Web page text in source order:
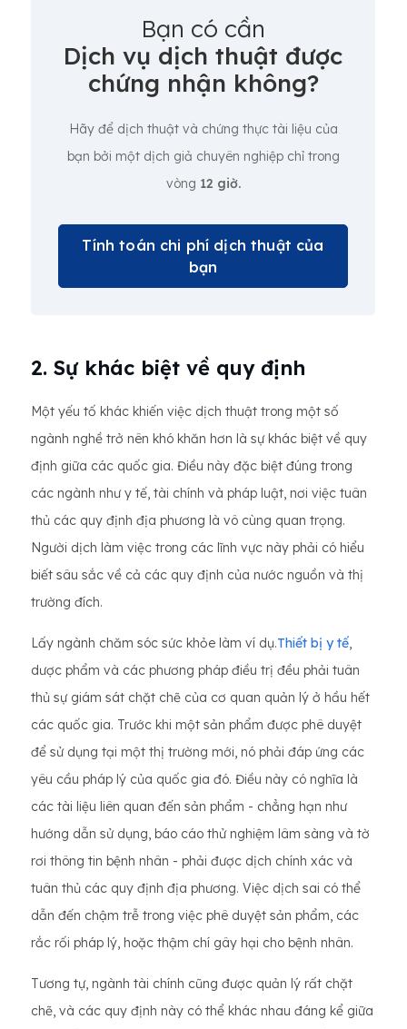
Bạn có cần
Dịch vụ dịch thuật được
chứng nhận không?
Hãy để dịch thuật và chứng thực tài liệu của
bạn bởi một dịch giả chuyên nghiệp chỉ trong
vòng 12 giờ.
Tính toán chi phí dịch thuật của
bạn
2. Sự khác biệt về quy định
Một yếu tố khác khiến việc dịch thuật trong một số
ngành nghề trở nên khó khăn hơn là sự khác biệt về quy
định giữa các quốc gia. Điều này đặc biệt đúng trong
các ngành như y tế, tài chính và pháp luật, nơi việc tuân
thủ các quy định địa phương là vô cùng quan trọng.
Người dịch làm việc trong các lĩnh vực này phải có hiểu
biết sâu sắc về cả các quy định của nước nguồn và thị
trường đích.
Lấy ngành chăm sóc sức khỏe làm ví dụ.Thiết bị y tế,
dược phẩm và các phương pháp điều trị đều phải tuân
thủ sự giám sát chặt chẽ của cơ quan quản lý ở hầu hết
các quốc gia. Trước khi một sản phẩm được phê duyệt
để sử dụng tại một thị trường mới, nó phải đáp ứng các
yêu cầu pháp lý của quốc gia đó. Điều này có nghĩa là
các tài liệu liên quan đến sản phẩm - chẳng hạn như
hướng dẫn sử dụng, báo cáo thử nghiệm lâm sàng và tờ
rơi thông tin bệnh nhân - phải được dịch chính xác và
tuân thủ các quy định địa phương. Việc dịch sai có thể
dẫn đến chậm trễ trong việc phê duyệt sản phẩm, các
rắc rối pháp lý, hoặc thậm chí gây hại cho bệnh nhân.
Tương tự, ngành tài chính cũng được quản lý rất chặt
chẽ, và các quy định này có thể khác nhau đáng kể giữa